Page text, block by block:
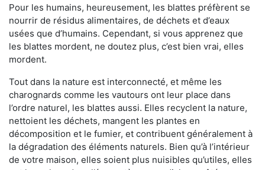
Pour les humains, heureusement, les blattes préfèrent se
nourrir de résidus alimentaires, de déchets et d’eaux
usées que d’humains. Cependant, si vous apprenez que
les blattes mordent, ne doutez plus, c’est bien vrai, elles
mordent.
Tout dans la nature est interconnecté, et même les
charognards comme les vautours ont leur place dans
l’ordre naturel, les blattes aussi. Elles recyclent la nature,
nettoient les déchets, mangent les plantes en
décomposition et le fumier, et contribuent généralement à
la dégradation des éléments naturels. Bien qu’à l’intérieur
de votre maison, elles soient plus nuisibles qu’utiles, elles